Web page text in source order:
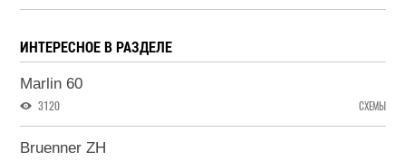
ИНТЕРЕСНОЕ В РАЗДЕЛЕ
Marlin 60
3120 СХЕМЫ
Bruenner ZH